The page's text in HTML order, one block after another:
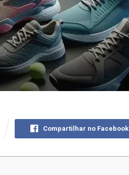
Compartilhar no Facebook